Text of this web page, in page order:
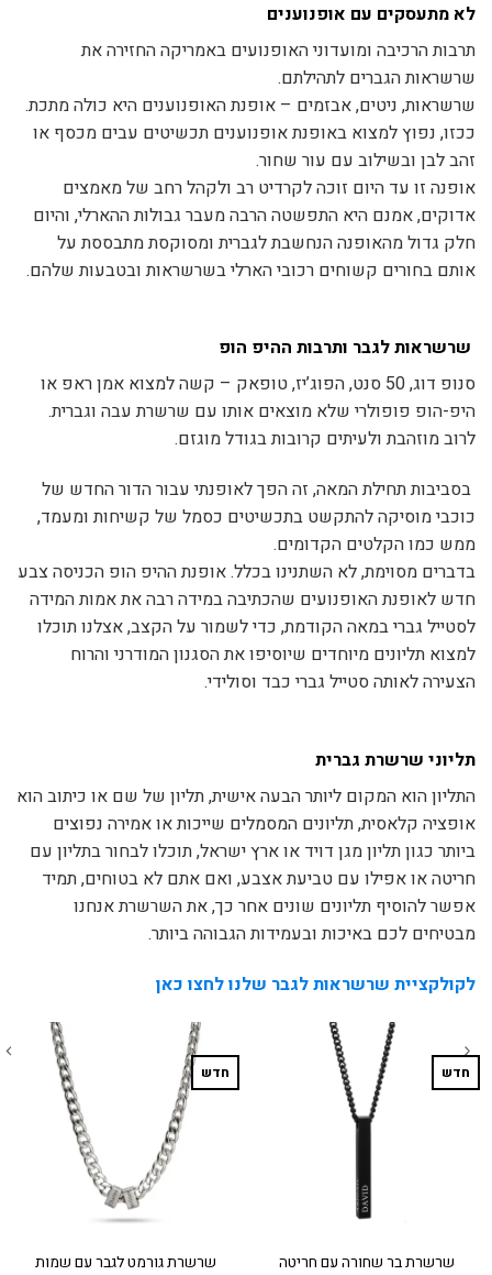
לא מתעסקים עם אופנוענים
תרבות הרכיבה ומועדוני האופנועים באמריקה החזירה את
שרשראות הגברים לתהילתם.
שרשראות, ניטים, אבזמים – אופנת האופנוענים היא כולה מתכת.
ככזו, נפוץ למצוא באופנת אופנוענים תכשיטים עבים מכסף או
זהב לבן ובשילוב עם עור שחור.
אופנה זו עד היום זוכה לקרדיט רב ולקהל רחב של מאמצים
אדוקים, אמנם היא התפשטה הרבה מעבר גבולות ההארלי, והיום
חלק גדול מהאופנה הנחשבת לגברית ומסוקסת מתבססת על
אותם בחורים קשוחים רכובי הארלי בשרשראות ובטבעות שלהם.
שרשראות לגבר ותרבות ההיפ הופ
סנופ דוג, 50 סנט, הפוג’יז, טופאק – קשה למצוא אמן ראפ או
היפ-הופ פופולרי שלא מוצאים אותו עם שרשרת עבה וגברית.
לרוב מוזהבת ולעיתים קרובות בגודל מוגזם.
בסביבות תחילת המאה, זה הפך לאופנתי עבור הדור החדש של
כוכבי מוסיקה להתקשט בתכשיטים כסמל של קשיחות ומעמד,
ממש כמו הקלטים הקדומים.
בדברים מסוימת, לא השתנינו בכלל. אופנת ההיפ הופ הכניסה צבע
חדש לאופנת האופנועים שהכתיבה במידה רבה את אמות המידה
לסטייל גברי במאה הקודמת, כדי לשמור על הקצב, אצלנו תוכלו
למצוא תליונים מיוחדים שיוסיפו את הסגנון המודרני והרוח
הצעירה לאותה סטייל גברי כבד וסולידי.
תליוני שרשרת גברית
התליון הוא המקום ליותר הבעה אישית, תליון של שם או כיתוב הוא
אופציה קלאסית, תליונים המסמלים שייכות או אמירה נפוצים
ביותר כגון תליון מגן דויד או ארץ ישראל, תוכלו לבחור בתליון עם
חריטה או אפילו עם טביעת אצבע, ואם אתם לא בטוחים, תמיד
אפשר להוסיף תליונים שונים אחר כך, את השרשרת אנחנו
מבטיחים לכם באיכות ובעמידות הגבוהה ביותר.
לקולקציית שרשראות לגבר שלנו לחצו כאן
חדש
שרשרת בר שחורה עם חריטה
חדש
שרשרת גורמט לגבר עם שמות